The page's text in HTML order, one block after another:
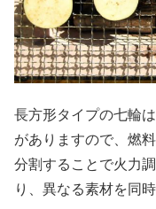
長方形タイプの七輪
がありますので、燃
分割することで火力
り、異なる素材を同